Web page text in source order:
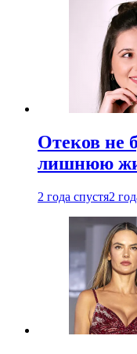
Отеков не
лишнюю
2 года спустя2